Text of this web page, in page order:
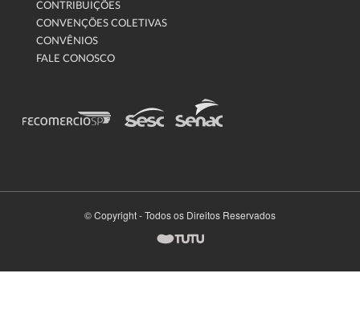
CONTRIBUIÇÕES
CONVENÇÕES COLETIVAS
CONVÊNIOS
FALE CONOSCO
© Copyright - Todos os Direitos Reservados